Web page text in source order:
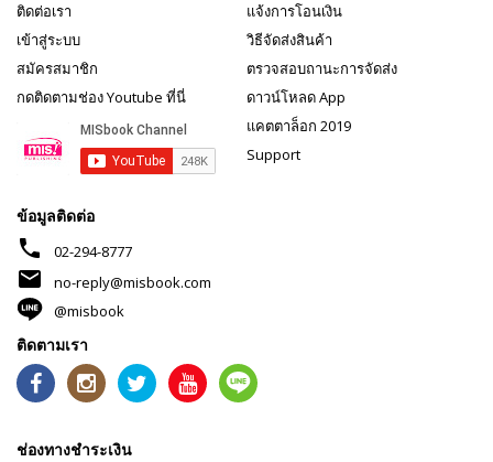
ติดต่อเรา
เข้าสู่ระบบ
สมัครสมาชิก
กดติดตามช่อง Youtube ที่นี่
แจ้งการโอนเงิน
วิธีจัดส่งสินค้า
ตรวจสอบถานะการจัดส่ง
ดาวน์โหลด App
แคตตาล็อก 2019
Support
ข้อมูลติดต่อ
phone 02-294-8777
mail
no-reply@misbook.com
@misbook
ติดตามเรา
ช่องทางชำระเงิน